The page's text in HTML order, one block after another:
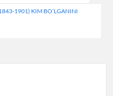
1901) KIM BO’LGANINI